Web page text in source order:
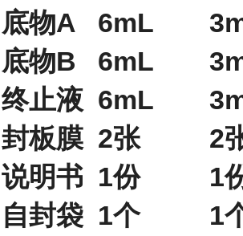
底物A
6mL
底物B
6mL
终止液 6mL
封板膜 2张 2
说明书 1份 1
自封袋 1个 1